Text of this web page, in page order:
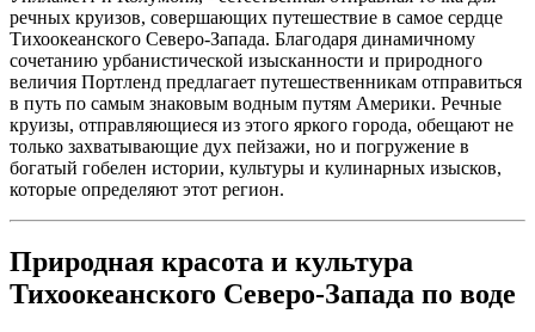
речных круизов, совершающих путешествие в самое сердце
Тихоокеанского Северо-Запада. Благодаря динамичному
сочетанию урбанистической изысканности и природного
величия Портленд предлагает путешественникам отправиться
в путь по самым знаковым водным путям Америки. Речные
круизы, отправляющиеся из этого яркого города, обещают не
только захватывающие дух пейзажи, но и погружение в
богатый гобелен истории, культуры и кулинарных изысков,
которые определяют этот регион.
Природная красота и культура
Тихоокеанского Северо-Запада по воде